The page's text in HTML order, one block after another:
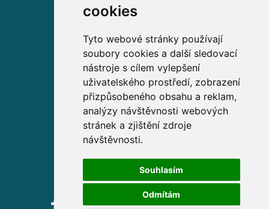
cookies
Tyto webové stránky používají
soubory cookies a další sledovací
nástroje s cílem vylepšení
uživatelského prostředí, zobrazení
přizpůsobeného obsahu a reklam,
analýzy návštěvnosti webových
stránek a zjištění zdroje
návštěvnosti.
Souhlasím
Odmítám
800 63 63 63
Sídlo společnosti
Partners Financial Services, a.s.
Prague Gate, 4. patro,
Türkova 2319/5b, 149 00
Praha 4 – Chodov